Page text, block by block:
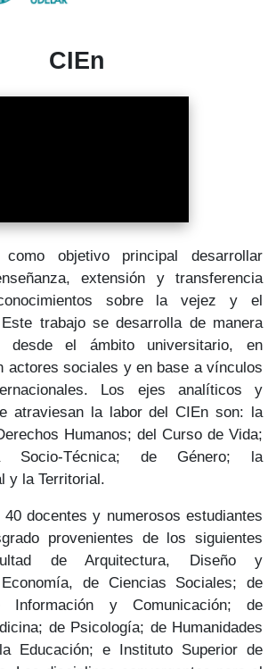
CIEn
objetivo principal desarrollar
extensión y transferencia
sobre la vejez y el
trabajo se desarrolla de manera
desde el ámbito universitario, en
actores sociales y en base a vínculos
Los ejes analíticos y
atraviesan la labor del CIEn son: la
Humanos; del Curso de Vida;
Socio-Técnica; de Género; la
y la Territorial.
docentes y numerosos estudiantes
provenientes de los siguientes
de Arquitectura, Diseño y
de Ciencias Sociales; de
Información y Comunicación; de
de Psicología; de Humanidades
Educación; e Instituto Superior de